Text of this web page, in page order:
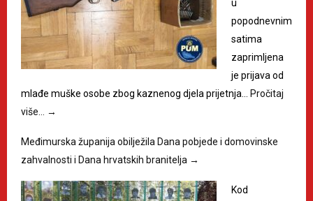
u
popodnevnim
satima
zaprimljena
je prijava od
mlađe muške osobe zbog kaznenog djela prijetnja… Pročitaj
više…
→
Međimurska županija obilježila Dana pobjede i domovinske
zahvalnosti i Dana hrvatskih branitelja →
Kod